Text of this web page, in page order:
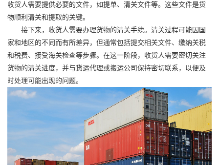
收货人需要提供必要的文件，如提单、清关文件等。这些文件是货
物顺利清关和提取的关键。
接下来，收货人需要办理货物的清关手续。清关过程可能因国
家和地区的不同而有所差异，但通常包括提交相关文件、缴纳关税
和税费、接受海关检查等步骤。在这一阶段，收货人需要密切关注
货物的清关进度，并与货运代理或搬运公司保持密切联系，以便及
时处理可能出现的问题。